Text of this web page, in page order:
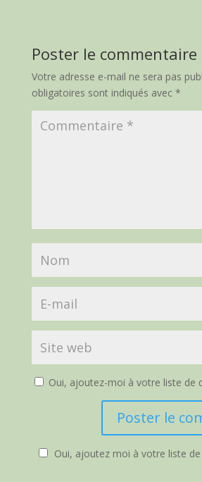
Poster le commentaire
Votre adresse e-mail ne sera pas
obligatoires sont indiqués avec *
Oui, ajoutez-moi à votre liste de
Oui, ajoutez moi à votre liste